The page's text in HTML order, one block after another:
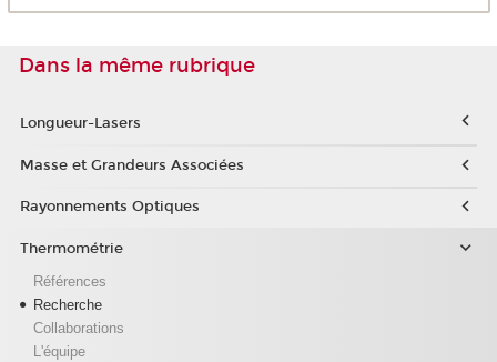
Dans la même rubrique
Longueur-Lasers
Masse et Grandeurs Associées
Rayonnements Optiques
Thermométrie
Références
Recherche
Collaborations
L'équipe